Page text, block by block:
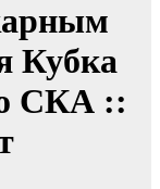
Кубка
СКА ::